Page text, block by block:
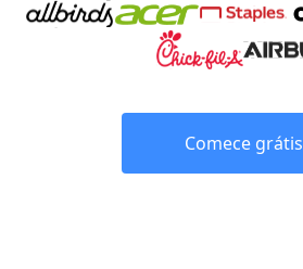
Comece grátis